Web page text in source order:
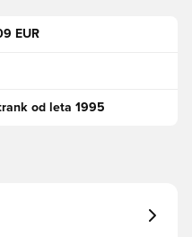
EUR
od leta 1995